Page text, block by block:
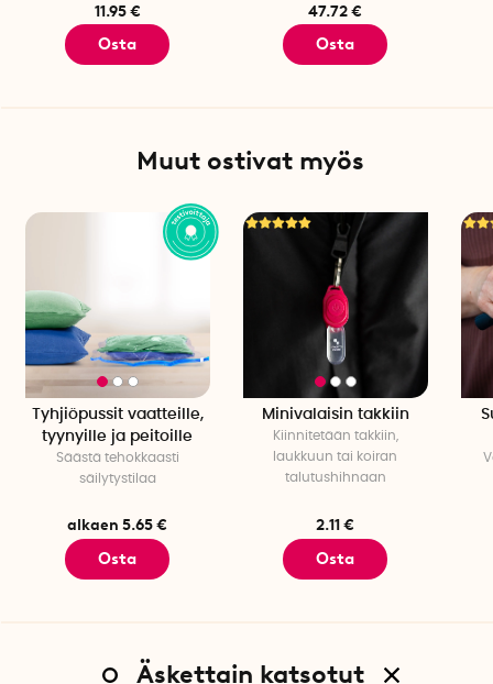
11.95 €
Osta
47.72 €
Osta
Muut ostivat myös
Tyhjiöpussit vaatteille,
tyynyille ja peitoille
Säästä tehokkaasti
säilytystilaa
alkaen 5.65 €
Osta
Minivalaisin takkiin
Kiinnitetään takkiin,
laukkuun tai koiran
talutushihnaan
2.11 €
Osta
Äskettain katsotut